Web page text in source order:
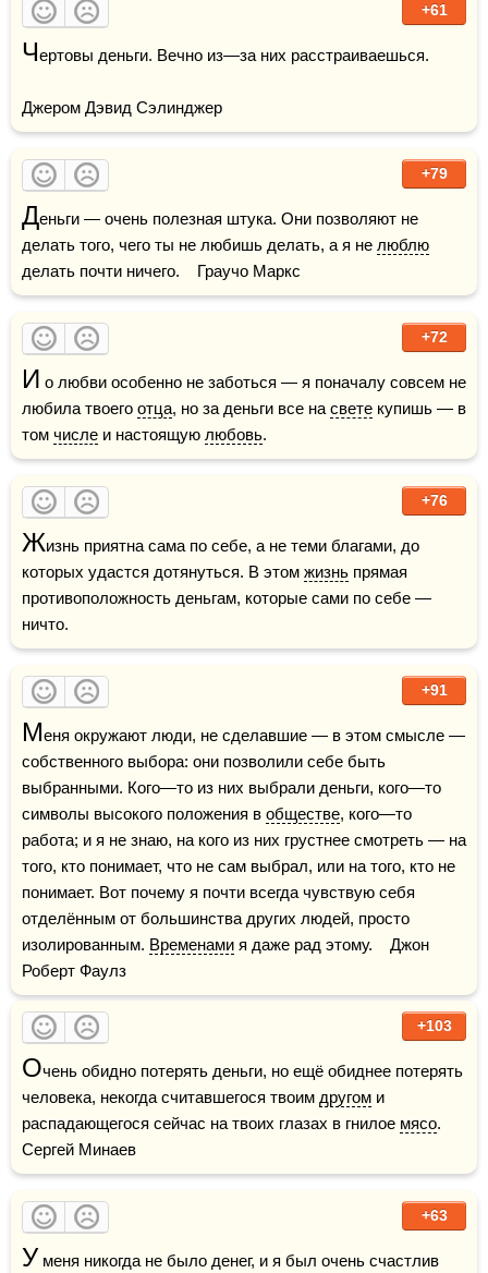
+61
Чертовы деньги. Вечно из—за них расстраиваешься.
Джером Дэвид Сэлинджер
+79
Деньги — очень полезная штука. Они позволяют не
делать того, чего ты не любишь делать, а я не люблю
делать почти ничего.    Граучо Маркс
+72
И о любви особенно не заботься — я поначалу совсем не
любила твоего отца, но за деньги все на свете купишь — в
том числе и настоящую любовь.
+76
Жизнь приятна сама по себе, а не теми благами, до
которых удастся дотянуться. В этом жизнь прямая
противоположность деньгам, которые сами по себе —
ничто.
+91
Меня окружают люди, не сделавшие — в этом смысле —
собственного выбора: они позволили себе быть
выбранными. Кого—то из них выбрали деньги, кого—то
символы высокого положения в обществе, кого—то
работа; и я не знаю, на кого из них грустнее смотреть — на
того, кто понимает, что не сам выбрал, или на того, кто не
понимает. Вот почему я почти всегда чувствую себя
отделённым от большинства других людей, просто
изолированным. Временами я даже рад этому.    Джон
Роберт Фаулз
+103
Очень обидно потерять деньги, но ещё обиднее потерять
человека, некогда считавшегося твоим другом и
распадающегося сейчас на твоих глазах в гнилое мясо.
Сергей Минаев
+63
У меня никогда не было денег, и я был очень счастлив